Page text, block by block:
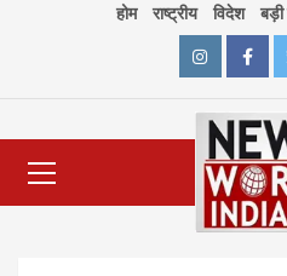
होम राष्ट्रीय विदेश
Instagram
Menu